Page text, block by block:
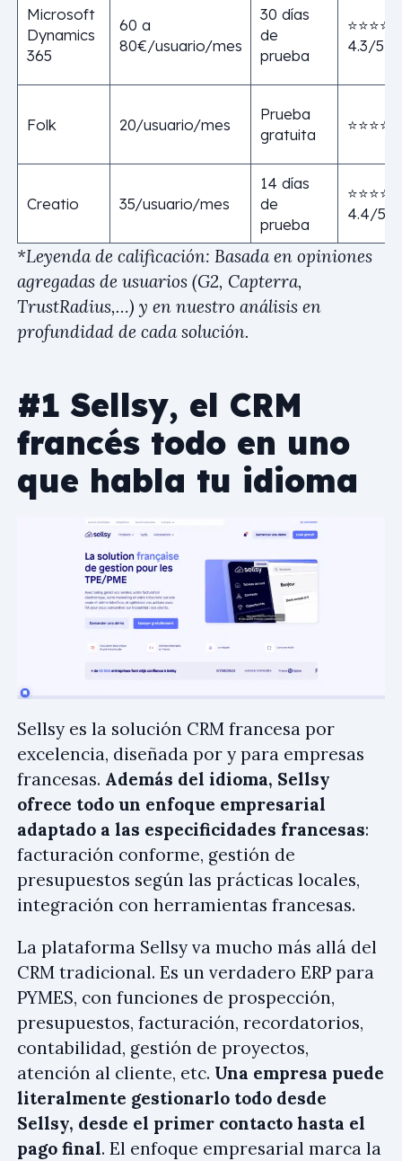
Microsoft
Dynamics
365
60 a
80€/usuario/mes
30 días
de
prueba
⭐⭐⭐⭐
4.3/5
Folk 20/usuario/mes
Prueba
gratuita
Creatio 35/usuario/mes
14 días
de
prueba
⭐⭐⭐⭐
4.4/5
*Leyenda de calificación: Basada en opiniones
agregadas de usuarios (G2, Capterra,
TrustRadius,…) y en nuestro análisis en
profundidad de cada solución.
#1 Sellsy, el CRM
francés todo en uno
que habla tu idioma
Sellsy es la solución CRM francesa por
excelencia, diseñada por y para empresas
francesas. Además del idioma, Sellsy
ofrece todo un enfoque empresarial
adaptado a las especificidades francesas:
facturación conforme, gestión de
presupuestos según las prácticas locales,
integración con herramientas francesas.
La plataforma Sellsy va mucho más allá del
CRM tradicional. Es un verdadero ERP para
PYMES, con funciones de prospección,
presupuestos, facturación, recordatorios,
contabilidad, gestión de proyectos,
atención al cliente, etc. Una empresa puede
literalmente gestionarlo todo desde
Sellsy, desde el primer contacto hasta el
pago final. El enfoque empresarial marca la